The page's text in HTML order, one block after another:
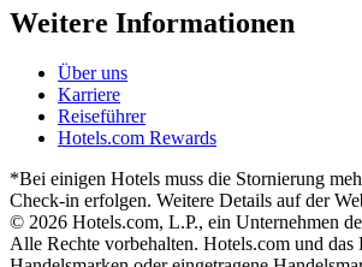
Weitere Informationen
Über uns
Karriere
Reiseführer
Hotels.com Rewards
*Bei einigen Hotels muss die Stornierung
Check-in erfolgen. Weitere Details auf der
© 2026 Hotels.com, L.P., ein Unternehmen
Alle Rechte vorbehalten. Hotels.com und